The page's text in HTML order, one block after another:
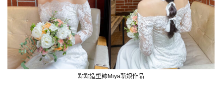
點點造型師Miya新娘作品